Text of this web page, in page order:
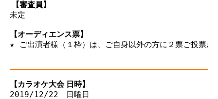
【審査員】
未定
【オーディエンス票】
★ ご出演者様（１枠）は、ご自身以外の方に２票ご投票が
【カラオケ大会 日時】
2019/12/22　日曜日